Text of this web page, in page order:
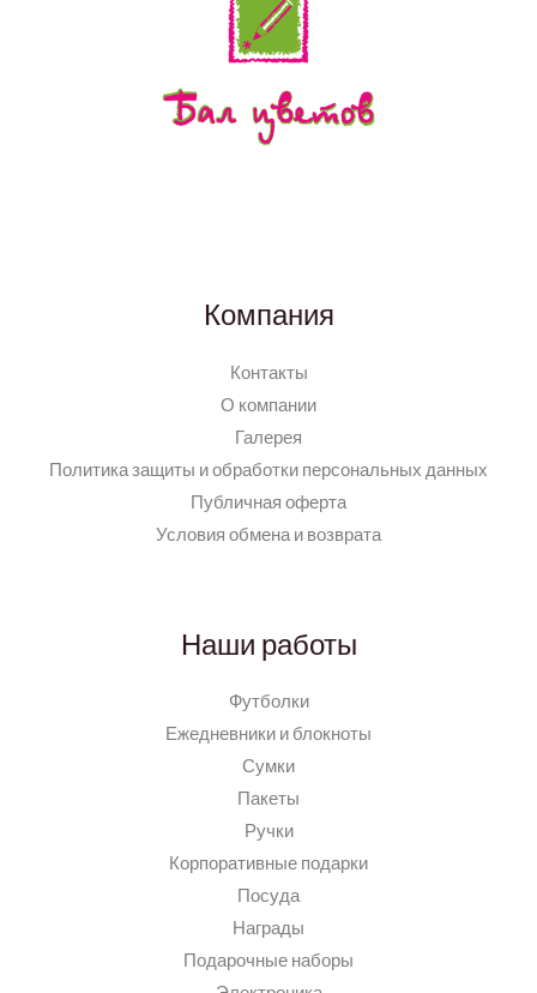
Компания
Контакты
О компании
Галерея
Политика защиты и обработки персональных данных
Публичная оферта
Условия обмена и возврата
Наши работы
Футболки
Ежедневники и блокноты
Сумки
Пакеты
Ручки
Корпоративные подарки
Посуда
Награды
Подарочные наборы